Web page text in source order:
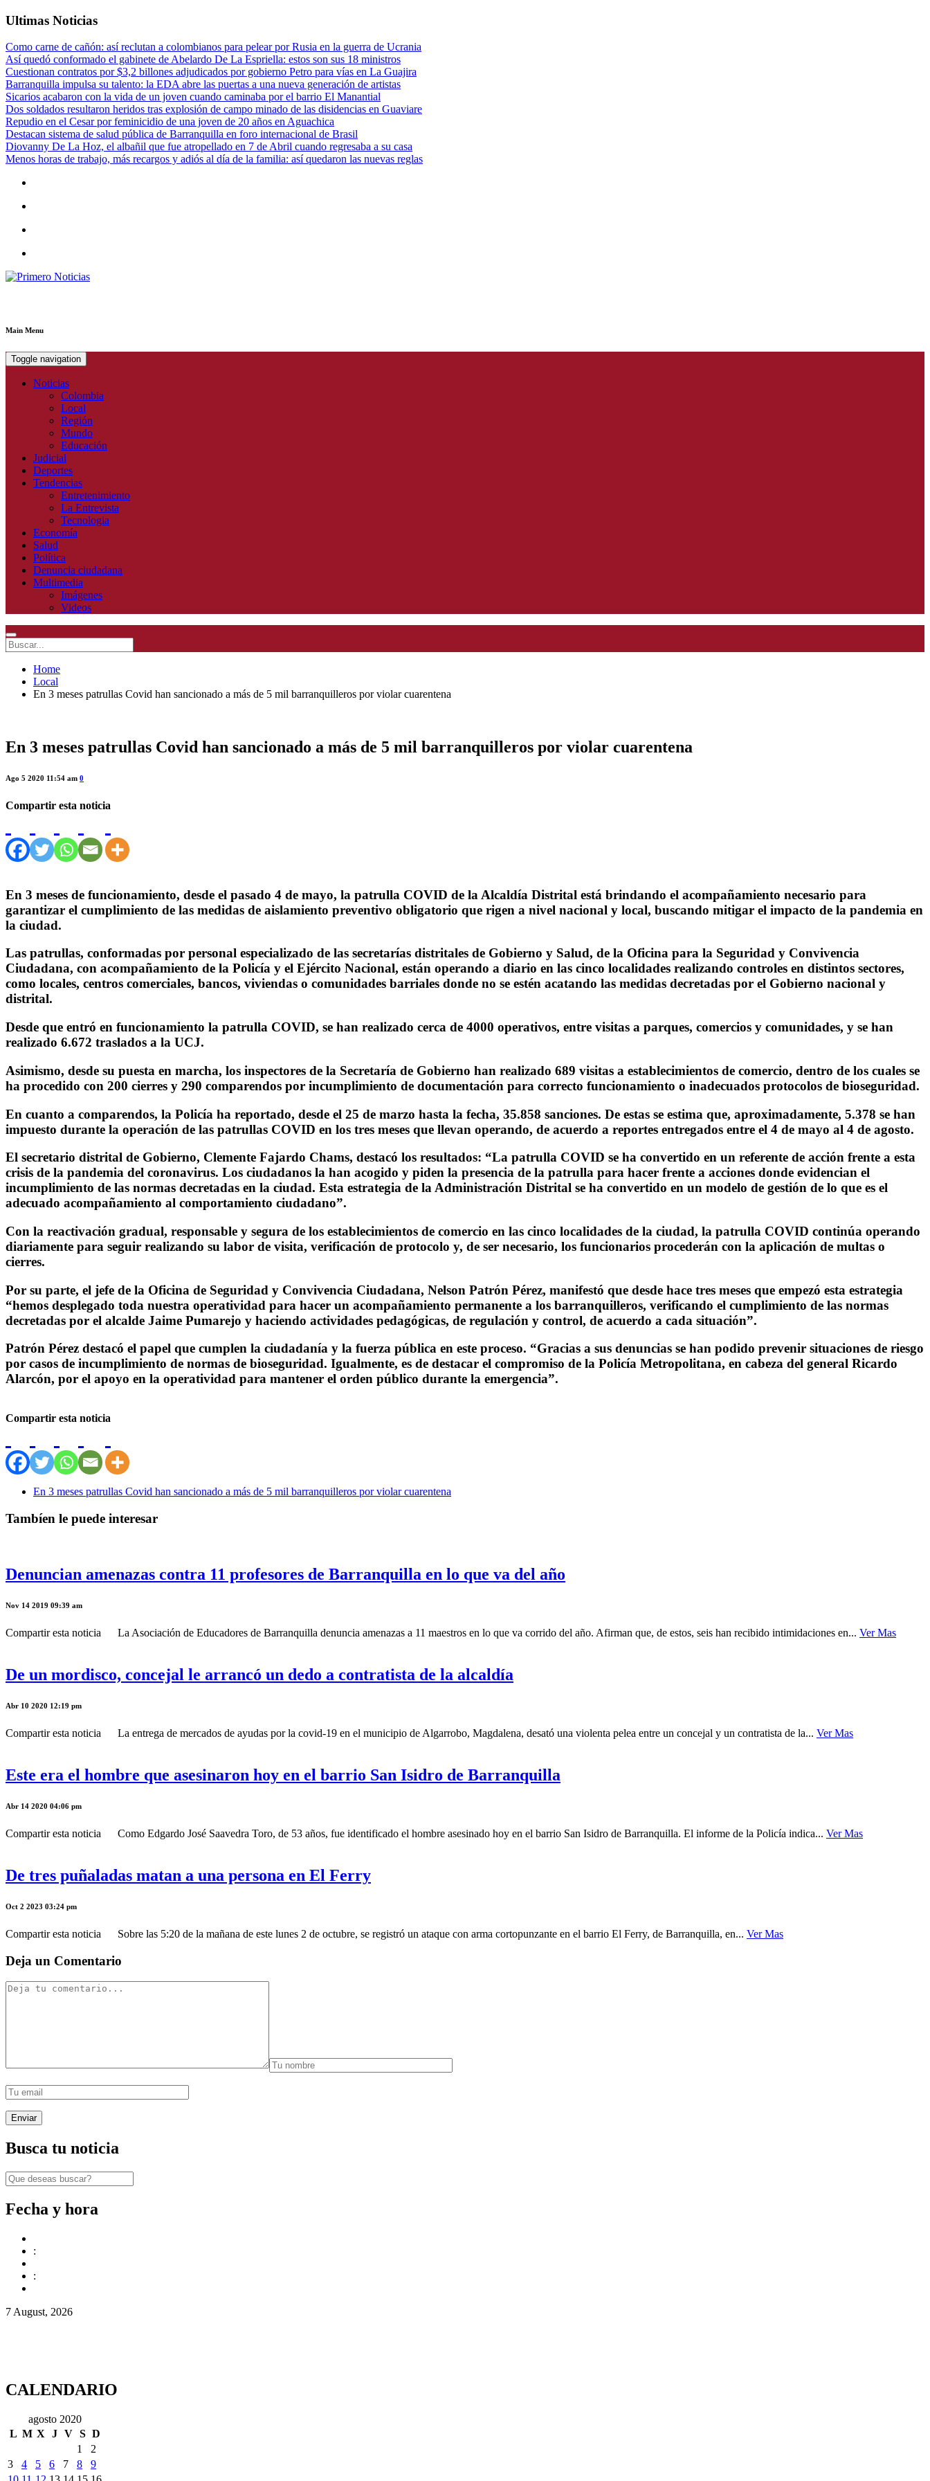
Ultimas Noticias
Como carne de cañón: así reclutan a colombianos para pelear por Rusia en la guerra de Ucrania
Así quedó conformado el gabinete de Abelardo De La Espriella: estos son sus 18 ministros
Cuestionan contratos por $3,2 billones adjudicados por gobierno Petro para vías en La Guajira
Barranquilla impulsa su talento: la EDA abre las puertas a una nueva generación de artistas
Sicarios acabaron con la vida de un joven cuando caminaba por el barrio El Manantial
Dos soldados resultaron heridos tras explosión de campo minado de las disidencias en Guaviare
Repudio en el Cesar por feminicidio de una joven de 20 años en Aguachica
Destacan sistema de salud pública de Barranquilla en foro internacional de Brasil
Diovanny De La Hoz, el albañil que fue atropellado en 7 de Abril cuando regresaba a su casa
Menos horas de trabajo, más recargos y adiós al día de la familia: así quedaron las nuevas reglas
Main Menu
Toggle navigation
Noticias
Colombia
Local
Región
Mundo
Educación
Judicial
Deportes
Tendencias
Entretenimiento
La Entrevista
Tecnologia
Economía
Salud
Política
Denuncia ciudadana
Multimedia
Imágenes
Videos
Home
Local
En 3 meses patrullas Covid han sancionado a más de 5 mil barranquilleros por violar cuarentena
En 3 meses patrullas Covid han sancionado a más de 5 mil barranquilleros por violar cuarentena
Ago 5 2020 11:54 am 0
Compartir esta noticia
En 3 meses de funcionamiento, desde el pasado 4 de mayo, la patrulla COVID de la Alcaldía Distrital está brindando el acompañamiento necesario para
garantizar el cumplimiento de las medidas de aislamiento preventivo obligatorio que rigen a nivel nacional y local, buscando mitigar el impacto de la pandemia en
la ciudad.
Las patrullas, conformadas por personal especializado de las secretarías distritales de Gobierno y Salud, de la Oficina para la Seguridad y Convivencia
Ciudadana, con acompañamiento de la Policía y el Ejército Nacional, están operando a diario en las cinco localidades realizando controles en distintos sectores,
como locales, centros comerciales, bancos, viviendas o comunidades barriales donde no se estén acatando las medidas decretadas por el Gobierno nacional y
distrital.
Desde que entró en funcionamiento la patrulla COVID, se han realizado cerca de 4000 operativos, entre visitas a parques, comercios y comunidades, y se han
realizado 6.672 traslados a la UCJ.
Asimismo, desde su puesta en marcha, los inspectores de la Secretaría de Gobierno han realizado 689 visitas a establecimientos de comercio, dentro de los cuales se
ha procedido con 200 cierres y 290 comparendos por incumplimiento de documentación para correcto funcionamiento o inadecuados protocolos de bioseguridad.
En cuanto a comparendos, la Policía ha reportado, desde el 25 de marzo hasta la fecha, 35.858 sanciones. De estas se estima que, aproximadamente, 5.378 se han
impuesto durante la operación de las patrullas COVID en los tres meses que llevan operando, de acuerdo a reportes entregados entre el 4 de mayo al 4 de agosto.
El secretario distrital de Gobierno, Clemente Fajardo Chams, destacó los resultados: “La patrulla COVID se ha convertido en un referente de acción frente a esta
crisis de la pandemia del coronavirus. Los ciudadanos la han acogido y piden la presencia de la patrulla para hacer frente a acciones donde evidencian el
incumplimiento de las normas decretadas en la ciudad. Esta estrategia de la Administración Distrital se ha convertido en un modelo de gestión de lo que es el
adecuado acompañamiento al comportamiento ciudadano”.
Con la reactivación gradual, responsable y segura de los establecimientos de comercio en las cinco localidades de la ciudad, la patrulla COVID continúa operando
diariamente para seguir realizando su labor de visita, verificación de protocolo y, de ser necesario, los funcionarios procederán con la aplicación de multas o
cierres.
Por su parte, el jefe de la Oficina de Seguridad y Convivencia Ciudadana, Nelson Patrón Pérez, manifestó que desde hace tres meses que empezó esta estrategia
“hemos desplegado toda nuestra operatividad para hacer un acompañamiento permanente a los barranquilleros, verificando el cumplimiento de las normas
decretadas por el alcalde Jaime Pumarejo y haciendo actividades pedagógicas, de regulación y control, de acuerdo a cada situación”.
Patrón Pérez destacó el papel que cumplen la ciudadanía y la fuerza pública en este proceso. “Gracias a sus denuncias se han podido prevenir situaciones de riesgo
por casos de incumplimiento de normas de bioseguridad. Igualmente, es de destacar el compromiso de la Policía Metropolitana, en cabeza del general Ricardo
Alarcón, por el apoyo en la operatividad para mantener el orden público durante la emergencia”.
Compartir esta noticia
En 3 meses patrullas Covid han sancionado a más de 5 mil barranquilleros por violar cuarentena
Tambíen le puede interesar
Denuncian amenazas contra 11 profesores de Barranquilla en lo que va del año
Nov 14 2019 09:39 am
Compartir esta noticia La Asociación de Educadores de Barranquilla denuncia amenazas a 11 maestros en lo que va corrido del año. Afirman que, de estos, seis han recibido intimidaciones en... Ver Mas
De un mordisco, concejal le arrancó un dedo a contratista de la alcaldía
Abr 10 2020 12:19 pm
Compartir esta noticia La entrega de mercados de ayudas por la covid-19 en el municipio de Algarrobo, Magdalena, desató una violenta pelea entre un concejal y un contratista de la... Ver Mas
Este era el hombre que asesinaron hoy en el barrio San Isidro de Barranquilla
Abr 14 2020 04:06 pm
Compartir esta noticia Como Edgardo José Saavedra Toro, de 53 años, fue identificado el hombre asesinado hoy en el barrio San Isidro de Barranquilla. El informe de la Policía indica... Ver Mas
De tres puñaladas matan a una persona en El Ferry
Oct 2 2023 03:24 pm
Compartir esta noticia Sobre las 5:20 de la mañana de este lunes 2 de octubre, se registró un ataque con arma cortopunzante en el barrio El Ferry, de Barranquilla, en... Ver Mas
Deja un Comentario
Busca tu noticia
Fecha y hora
:
:
7 August, 2026
CALENDARIO
agosto 2020
L M X J V S D
1
2
3
4 5 6 7 8
9